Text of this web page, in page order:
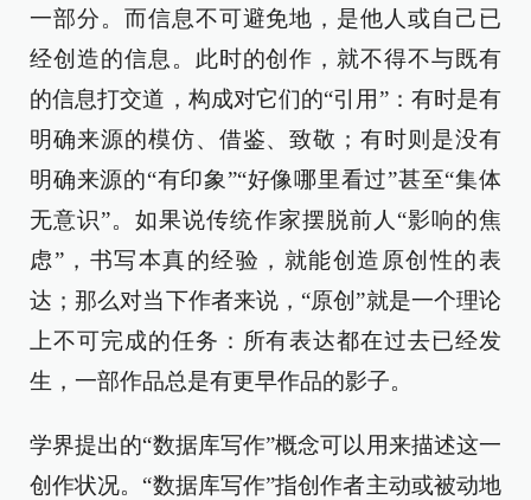
一部分。而信息不可避免地，是他人或自己已
经创造的信息。此时的创作，就不得不与既有
的信息打交道，构成对它们的“引用”：有时是有
明确来源的模仿、借鉴、致敬；有时则是没有
明确来源的“有印象”“好像哪里看过”甚至“集体
无意识”。如果说传统作家摆脱前人“影响的焦
虑”，书写本真的经验，就能创造原创性的表
达；那么对当下作者来说，“原创”就是一个理论
上不可完成的任务：所有表达都在过去已经发
生，一部作品总是有更早作品的影子。
学界提出的“数据库写作”概念可以用来描述这一
创作状况。“数据库写作”指创作者主动或被动地